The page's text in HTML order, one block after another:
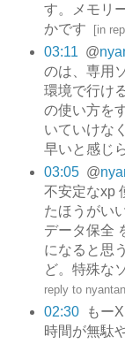
す。メモリ
かです [in
03:11 @
のは、専用
環境で行け
の使い方を
いていけな
早いと感じ
03:05 @
不安定なxp
たほうがい
データ保全
になると思
ど。特殊な
reply to
02:30
もー
時間が無駄